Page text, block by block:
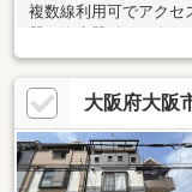
複数線利用可でアクセ
周辺環境充実◇レスポ
客様の「面倒だな」
い」「他社でローンを
たい」「相談だけして
駄を省きたい」等お気
大阪府大阪